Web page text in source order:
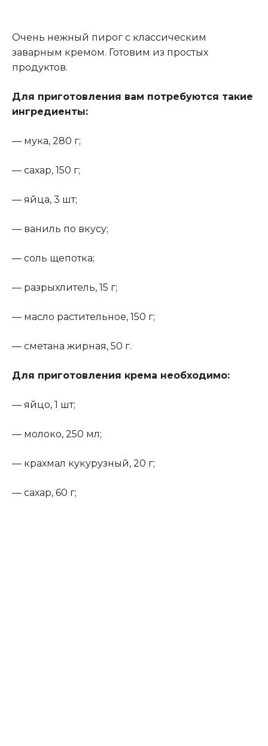
Очень нежный пирог с классическим
заварным кремом. Готовим из простых
продуктов.
Для приготовления вам потребуются такие
ингредиенты:
— мука, 280 г;
— сахар, 150 г;
— яйца, 3 шт;
— ваниль по вкусу;
— соль щепотка;
— разрыхлитель, 15 г;
— масло растительное, 150 г;
— сметана жирная, 50 г.
Для приготовления крема необходимо:
— яйцо, 1 шт;
— молоко, 250 мл;
— крахмал кукурузный, 20 г;
— сахар, 60 г;